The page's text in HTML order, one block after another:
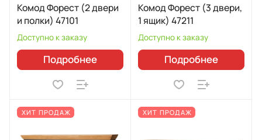
Комод Форест (2 двери
и полки) 47101
Доступно к заказу
Подробнее
Комод Форест (3 двери,
1 ящик) 47211
Доступно к заказу
Подробнее
ХИТ ПРОДАЖ ХИТ ПРОДАЖ